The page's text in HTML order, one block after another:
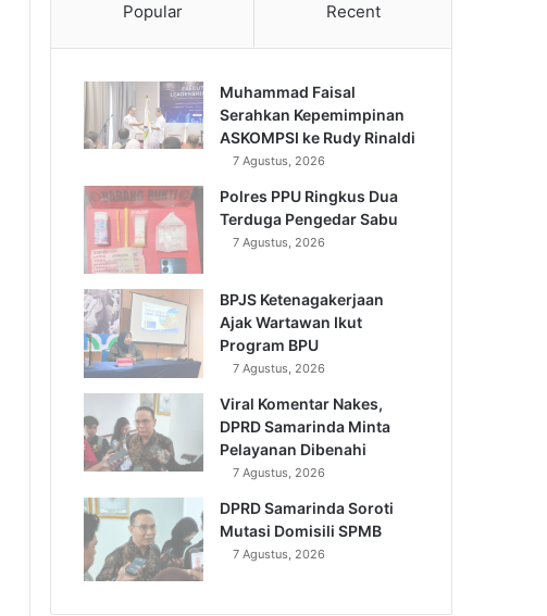
Popular Recent
Muhammad Faisal
Serahkan Kepemimpinan
ASKOMPSI ke Rudy Rinaldi
7 Agustus, 2026
Polres PPU Ringkus Dua
Terduga Pengedar Sabu
7 Agustus, 2026
BPJS Ketenagakerjaan
Ajak Wartawan Ikut
Program BPU
7 Agustus, 2026
Viral Komentar Nakes,
DPRD Samarinda Minta
Pelayanan Dibenahi
7 Agustus, 2026
DPRD Samarinda Soroti
Mutasi Domisili SPMB
7 Agustus, 2026